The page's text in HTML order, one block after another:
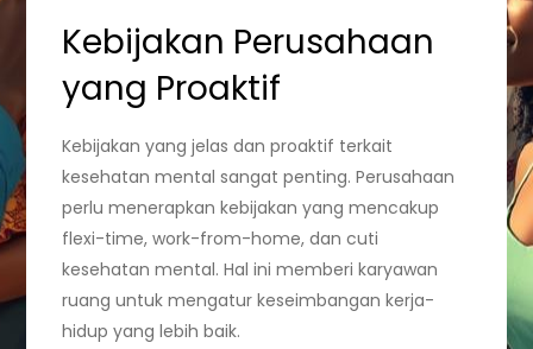
Kebijakan Perusahaan
yang Proaktif
Kebijakan yang jelas dan proaktif terkait
kesehatan mental sangat penting. Perusahaan
perlu menerapkan kebijakan yang mencakup
flexi-time, work-from-home, dan cuti
kesehatan mental. Hal ini memberi karyawan
ruang untuk mengatur keseimbangan kerja-
hidup yang lebih baik.